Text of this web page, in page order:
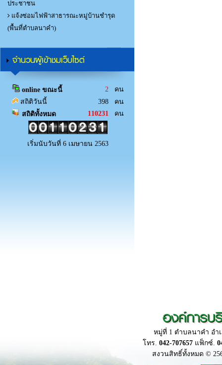
ประชาชน
แจ้งซ่อมไฟฟ้าสาธารณะหมู่บ้านชำรุด
(พื้นที่ตำบลนาคำ)
จำนวนผู้เข้าชมเว็บไซต์
online ขณะนี้ 2 คน
สถิติวันนี้
398 คน
สถิติทั้งหมด
110231 คน
เริ่มนับวันที่ 6 เมษายน 2563
องค์การบ
หมู่ที่ 1 ตำบลนาคำ อำ
โทร. 042-707657 แฟ็กซ์.
สงวนสิทธิ์ทั้งหมด ©